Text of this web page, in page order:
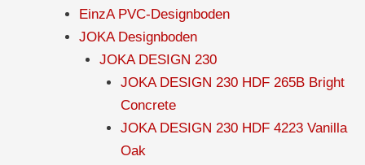
EinzA PVC-Designboden
JOKA Designboden
JOKA DESIGN 230
JOKA DESIGN 230 HDF 265B Bright
Concrete
JOKA DESIGN 230 HDF 4223 Vanilla
Oak